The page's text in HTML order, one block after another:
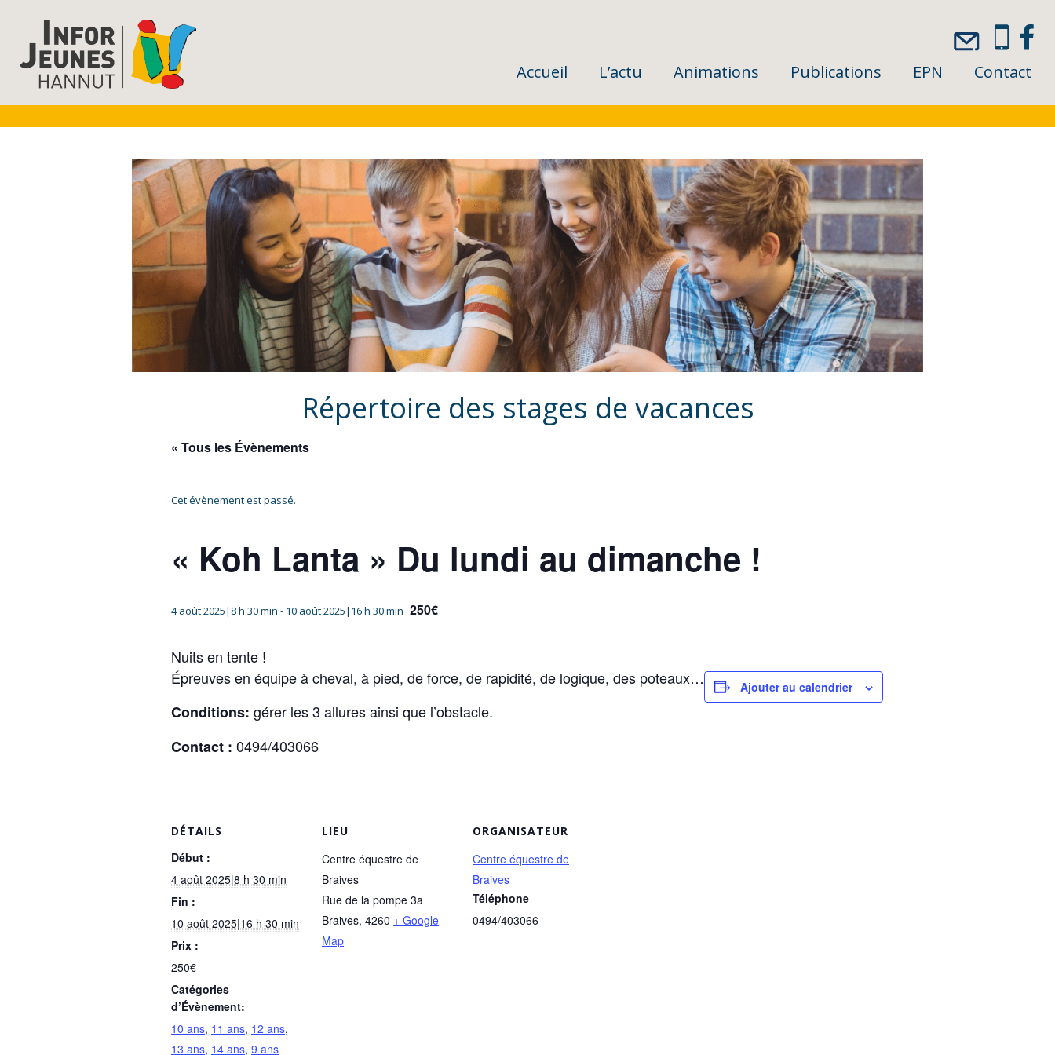
Accueil L’actu Animations Publications EPN Contact
Répertoire des stages de vacances
« Tous les Évènements
Cet évènement est passé.
« Koh Lanta » Du lundi au dimanche !
4 août 2025|8 h 30 min - 10 août 2025|16 h 30 min 250€
Nuits en tente !
Épreuves en équipe à cheval, à pied, de force, de rapidité, de logique, des poteaux…
Conditions: gérer les 3 allures ainsi que l’obstacle.
Contact : 0494/403066
Ajouter au calendrier
DÉTAILS
Début :
4 août 2025|8 h 30 min
Fin :
10 août 2025|16 h 30 min
Prix :
250€
Catégories
d’Évènement:
10 ans, 11 ans, 12 ans,
13 ans, 14 ans, 9 ans
LIEU
Centre équestre de
Braives
Rue de la pompe 3a
Braives, 4260 + Google
Map
ORGANISATEUR
Centre équestre de
Braives
Téléphone
0494/403066